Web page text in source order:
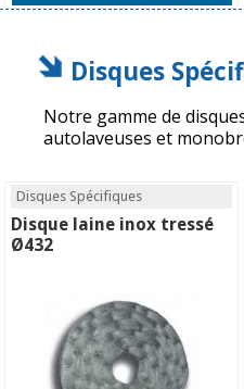
Disques
Notre gamme de
autolaveuses et
Disques Spécifiques
Disque laine inox tressé
Ø432